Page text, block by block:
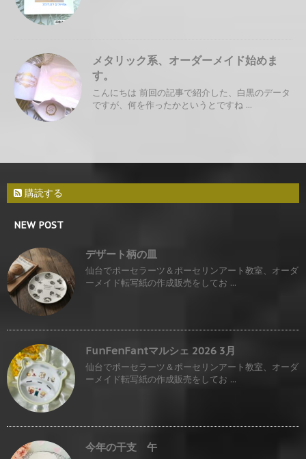
メタリック系、オーダーメイド始めま
す。
こんにちは 前回の記事で紹介した、白黒のデータ
ですが、何を作ったかというとですね ...
購読する
NEW POST
デザート柄の皿
仙台でポーセラーツ＆ポーセリンアート教室、オーダ
ーメイド転写紙の作成販売をしてお ...
FunFenFantマルシェ 2026 3月
仙台でポーセラーツ＆ポーセリンアート教室、オーダ
ーメイド転写紙の作成販売をしてお ...
今年の干支 午